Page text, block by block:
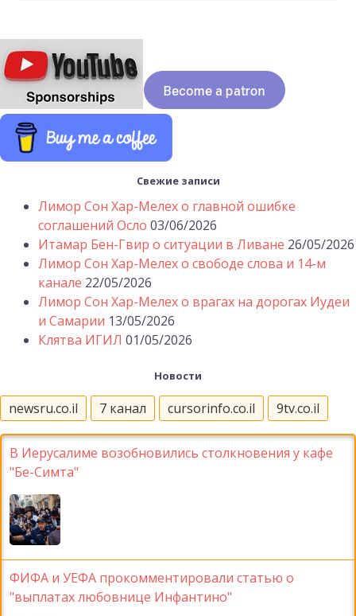
Свежие записи
Лимор Сон Хар-Мелех о главной ошибке
соглашений Осло 03/06/2026
Итамар Бен-Гвир о ситуации в Ливане 26/05/2026
Лимор Сон Хар-Мелех о свободе слова и 14-м
канале 22/05/2026
Лимор Сон Хар-Мелех о врагах на дорогах Иудеи
и Самарии 13/05/2026
Клятва ИГИЛ 01/05/2026
Новости
newsru.co.il 7 канал cursorinfo.co.il 9tv.co.il
В Иерусалиме возобновились столкновения у кафе
"Бе-Симта"
ФИФА и УЕФА прокомментировали статью о
"выплатах любовнице Инфантино"